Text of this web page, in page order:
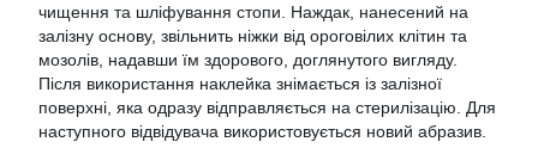
чищення та шліфування стопи. Наждак, нанесений на
залізну основу, звільнить ніжки від ороговілих клітин та
мозолів, надавши їм здорового, доглянутого вигляду.
Після використання наклейка знімається із залізної
поверхні, яка одразу відправляється на стерилізацію. Для
наступного відвідувача використовується новий абразив.